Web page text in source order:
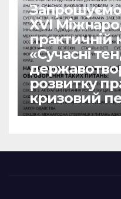
Запрошуємо
ХVІ
практичній
«Сучасні
розвитку
кризовий